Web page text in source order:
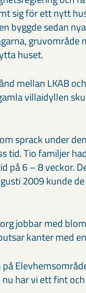
sig för ett nytt
byggde sedan
gruvområde
huset.
mellan LKAB
villaidyllen
sprack under
tid. Tio familjer
på 6 – 8 veckor.
2009 kunde
jobbar med
kanter med
har vi ett fint